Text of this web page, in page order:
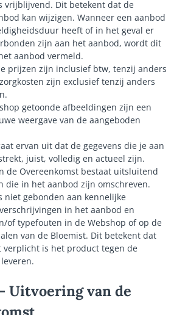
vrijblijvend. Dit betekent dat de
kan wijzigen. Wanneer een aanbod
heeft of in het geval er
zijn aan het aanbod, wordt dit
aanbod vermeld.
prijzen zijn inclusief btw, tenzij anders
zijn exclusief tenzij anders
getoonde afbeeldingen zijn een
weergave van de aangeboden
ervan uit dat de gegevens die je aan
juist, volledig en actueel zijn.
de Overeenkomst bestaat uitsluitend
die in het aanbod zijn omschreven.
niet gebonden aan kennelijke
in het aanbod en
of typefouten in de Webshop of op de
van de Bloemist. Dit betekent dat
verplicht is het product tegen de
Uitvoering van de